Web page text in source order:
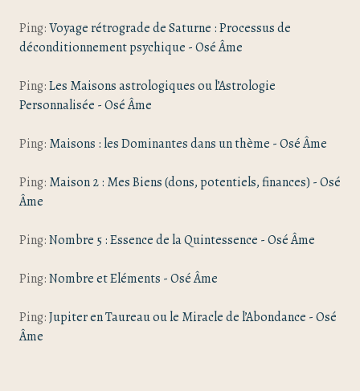
Ping:Voyage rétrograde de Saturne : Processus de
déconditionnement psychique - Osé Âme
Ping:Les Maisons astrologiques ou l’Astrologie
Personnalisée - Osé Âme
Ping: Maisons : les Dominantes dans un thème - Osé Âme
Ping: Maison 2 : Mes Biens (dons, potentiels, finances) - Osé
Âme
Ping:Nombre 5 : Essence de la Quintessence - Osé Âme
Ping:Nombre et Eléments - Osé Âme
Ping:Jupiter en Taureau ou le Miracle de l’Abondance - Osé
Âme